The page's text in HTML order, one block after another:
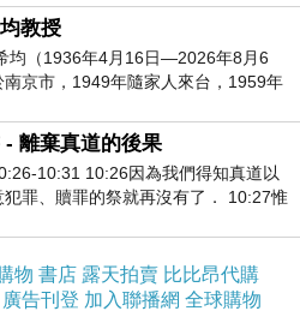
鍵7分，加上賈索(Pau
羅斯(Derrick Rose)的失
以98平將比賽逼入延長。
進三分彈，隨後賈索更包
取得勝利，但關鍵16.2
遠距離一擊，雙方又進入
教授
均（1936年4月16日—2026年8月6
南京市，1949年隨家人來台，1959年
得經濟發展博士學位。曾任
- 離棄真道的後果
10:31 10:26因為我們得知真道以
犯罪、贖罪的祭就再沒有了． 10:27惟
判和那燒滅眾敵人的烈火
物 書店 露天拍賣 比比昂代購
廣告刊登 加入聯播網 全球購物